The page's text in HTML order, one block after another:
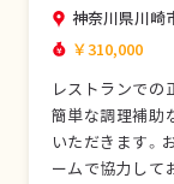
神奈川県川崎
￥310,000
レストランでの
簡単な調理補助
いただきます。
ームで協力して